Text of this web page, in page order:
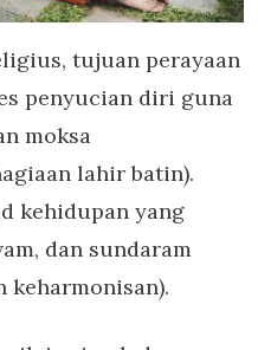
tujuan perayaan
penyucian diri guna
moksa
lahir batin).
kehidupan yang
dan sundaram
keharmonisan).